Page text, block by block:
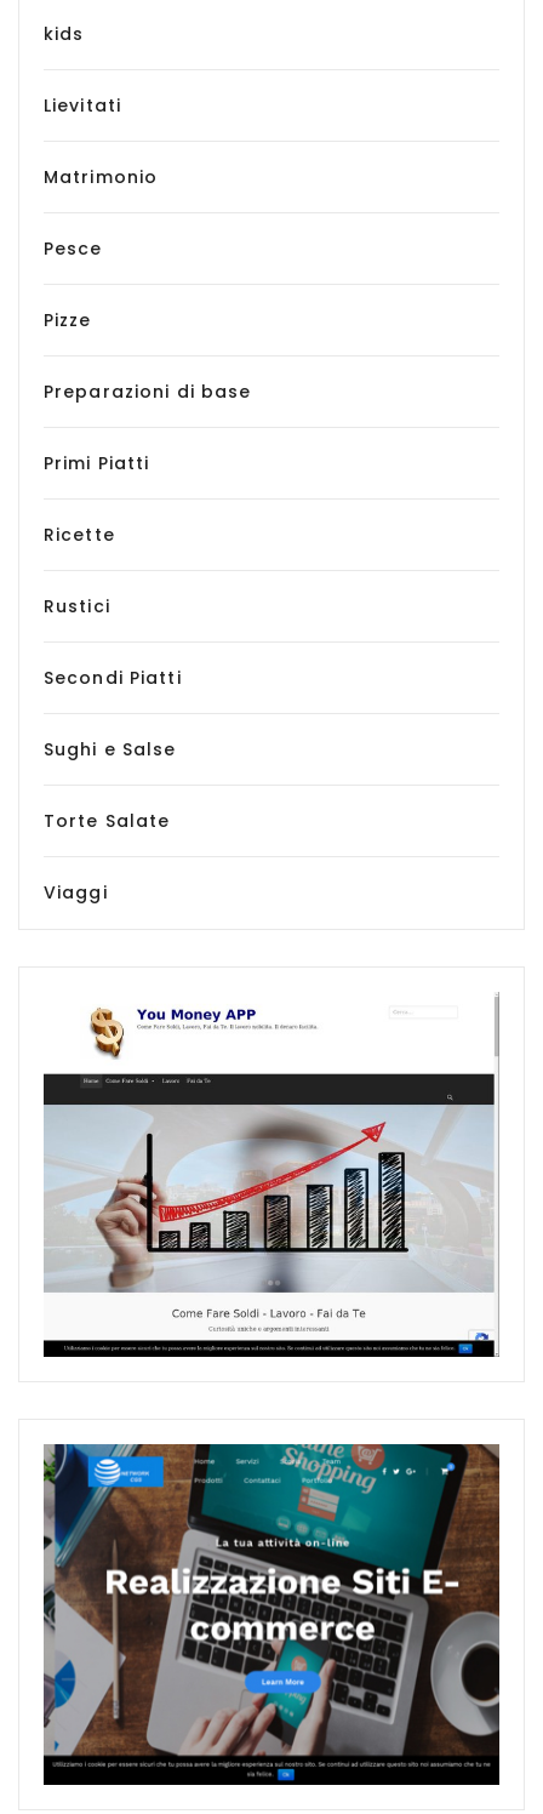
kids
Lievitati
Matrimonio
Pesce
Pizze
Preparazioni di base
Primi Piatti
Ricette
Rustici
Secondi Piatti
Sughi e Salse
Torte Salate
Viaggi